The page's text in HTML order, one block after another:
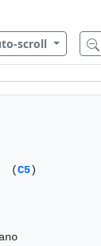
scroll
(C5)